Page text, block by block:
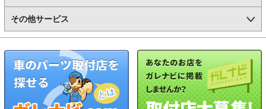
その他サービス